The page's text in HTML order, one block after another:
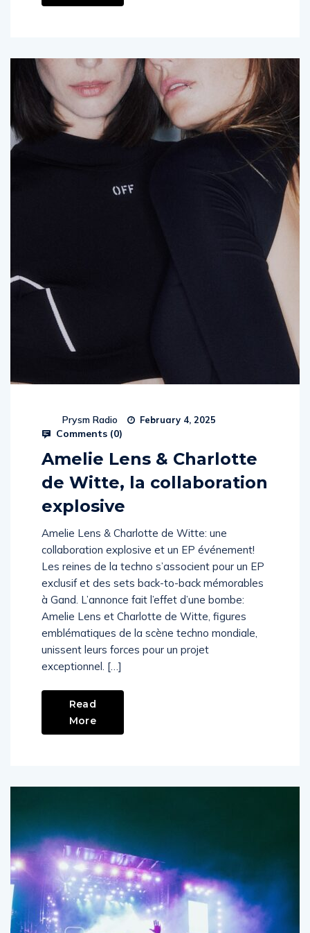
Prysm Radio February 4, 2025
Comments (0)
Amelie Lens & Charlotte
de Witte, la collaboration
explosive
Amelie Lens & Charlotte de Witte: une
collaboration explosive et un EP événement!
Les reines de la techno s’associent pour un EP
exclusif et des sets back-to-back mémorables
à Gand. L’annonce fait l’effet d’une bombe:
Amelie Lens et Charlotte de Witte, figures
emblématiques de la scène techno mondiale,
unissent leurs forces pour un projet
exceptionnel. […]
Read
More